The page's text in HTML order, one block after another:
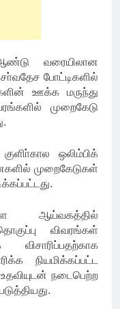
வரையிலான
போட்டிகளில்
ஊக்க மருந்து
முறைகேடு
ஒலிம்பிக்
முறைகேடுகள்
ஆய்வகத்தில்
விவரங்கள்
நியமிக்கப்பட்ட
நடைபெற்ற